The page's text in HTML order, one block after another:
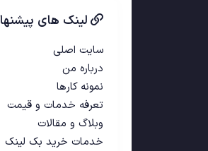
لینک های
سایت اصلی
درباره من
نمونه کارها
تعرفه خدمات و قیمت
وبلاگ و مقالات
خدمات خرید بک لینک